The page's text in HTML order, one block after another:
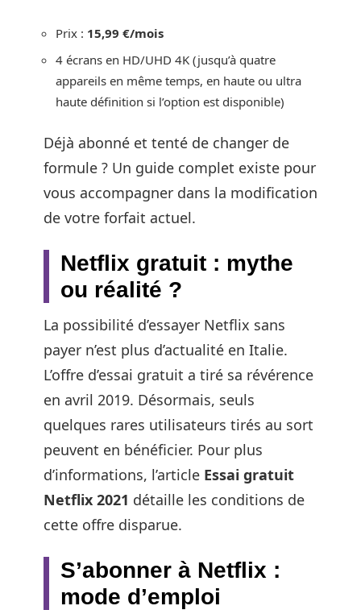
Prix : 15,99 €/mois
4 écrans en HD/UHD 4K (jusqu’à quatre
appareils en même temps, en haute ou ultra
haute définition si l’option est disponible)
Déjà abonné et tenté de changer de
formule ? Un guide complet existe pour
vous accompagner dans la modification
de votre forfait actuel.
Netflix gratuit : mythe
ou réalité ?
La possibilité d’essayer Netflix sans
payer n’est plus d’actualité en Italie.
L’offre d’essai gratuit a tiré sa révérence
en avril 2019. Désormais, seuls
quelques rares utilisateurs tirés au sort
peuvent en bénéficier. Pour plus
d’informations, l’article Essai gratuit
Netflix 2021 détaille les conditions de
cette offre disparue.
S’abonner à Netflix :
mode d’emploi